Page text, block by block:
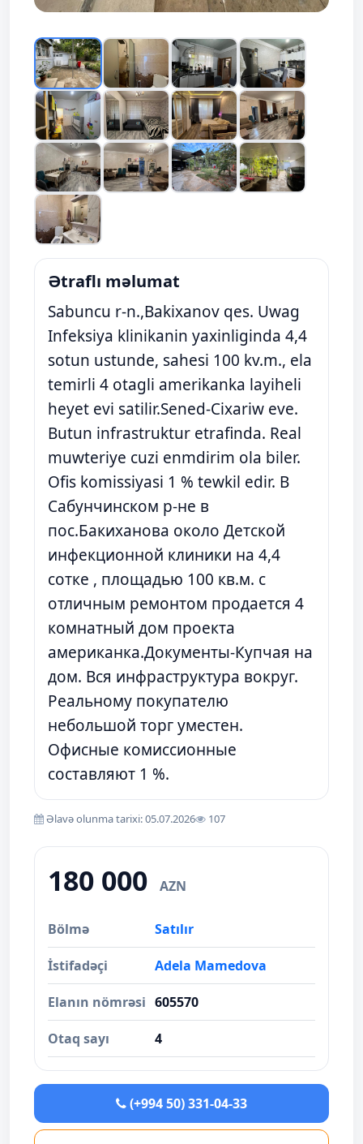
Ətraflı məlumat
Sabuncu r-n.,Bakixanov qes. Uwag
Infeksiya klinikanin yaxinliginda 4,4
sotun ustunde, sahesi 100 kv.m., ela
temirli 4 otagli amerikanka layiheli
heyet evi satilir.Sened-Cixariw eve.
Butun infrastruktur etrafinda. Real
muwteriye cuzi enmdirim ola biler.
Ofis komissiyasi 1 % tewkil edir. В
Сабунчинском р-не в
пос.Бакиханова около Детской
инфекционной клиники на 4,4
сотке , площадью 100 кв.м. с
отличным ремонтом продается 4
комнатный дом проекта
американка.Документы-Купчая на
дом. Вся инфраструктура вокруг.
Реальному покупателю
небольшой торг уместен.
Офисные комиссионные
составляют 1 %.
Əlavə olunma tarixi: 05.07.2026 107
180 000 AZN
Bölmə Satılır
İstifadəçi Adela Mamedova
Elanın nömrəsi 605570
Otaq sayı 4
(+994 50) 331-04-33